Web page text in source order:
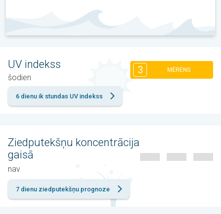
UV indekss
šodien
3 MĒRENS
6 dienu ik stundas UV indekss
Ziedputekšņu koncentrācija
gaisā
nav
7 dienu ziedputekšņu prognoze